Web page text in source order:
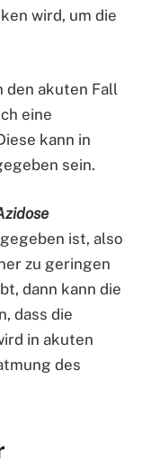
wird, um die
den akuten Fall
eine
kann in
sein.
ist, also
zu geringen
dann kann die
dass die
in akuten
des